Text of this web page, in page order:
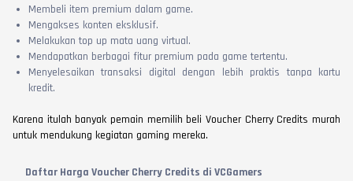
Membeli item premium dalam game.
Mengakses konten eksklusif.
Melakukan top up mata uang virtual.
Mendapatkan berbagai fitur premium pada game tertentu.
Menyelesaikan transaksi digital dengan lebih praktis tanpa kartu
kredit.
Karena itulah banyak pemain memilih beli Voucher Cherry Credits murah
untuk mendukung kegiatan gaming mereka.
Daftar Harga Voucher Cherry Credits di VCGamers